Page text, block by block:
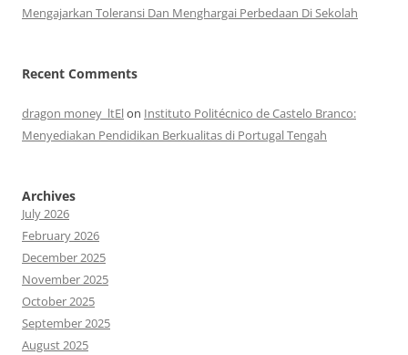
Mengajarkan Toleransi Dan Menghargai Perbedaan Di Sekolah
Recent Comments
dragon money_ltElon Instituto Politécnico de Castelo Branco:
Menyediakan Pendidikan Berkualitas di Portugal Tengah
Archives
July 2026
February 2026
December 2025
November 2025
October 2025
September 2025
August 2025